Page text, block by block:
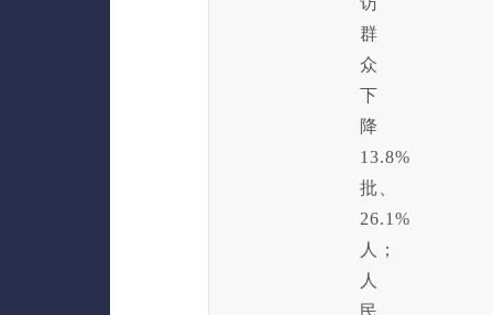
群
众
下
降
13.8%
批、
26.1%
人；
人
民